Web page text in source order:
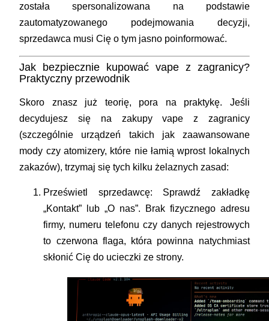
została spersonalizowana na podstawie
zautomatyzowanego podejmowania decyzji,
sprzedawca musi Cię o tym jasno poinformować.
Jak bezpiecznie kupować vape z zagranicy?
Praktyczny przewodnik
Skoro znasz już teorię, pora na praktykę. Jeśli
decydujesz się na zakupy vape z zagranicy
(szczególnie urządzeń takich jak zaawansowane
mody czy atomizery, które nie łamią wprost lokalnych
zakazów), trzymaj się tych kilku żelaznych zasad:
Prześwietl sprzedawcę: Sprawdź zakładkę
„Kontakt” lub „O nas”. Brak fizycznego adresu
firmy, numeru telefonu czy danych rejestrowych
to czerwona flaga, która powinna natychmiast
skłonić Cię do ucieczki ze strony.